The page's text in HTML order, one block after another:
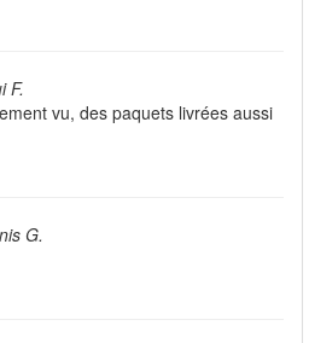
F.
vu, des paquets livrées aussi
G.